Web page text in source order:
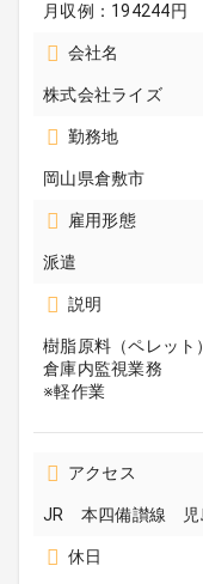
月収例：194244円
会社名
株式会社ライズ
勤務地
岡山県倉敷市
雇用形態
派遣
説明
樹脂原料（ペレット
倉庫内監視業務
アクセス
JR 本四備讃線 児
休日